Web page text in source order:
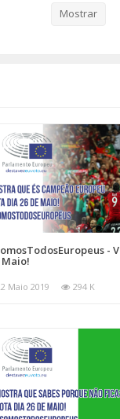
https://
Europeus
Mostrar
-
Maio 2019 294 K